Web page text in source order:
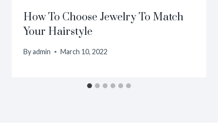
How To Choose Jewelry To Match
Your Hairstyle
Byadmin March 10, 2022